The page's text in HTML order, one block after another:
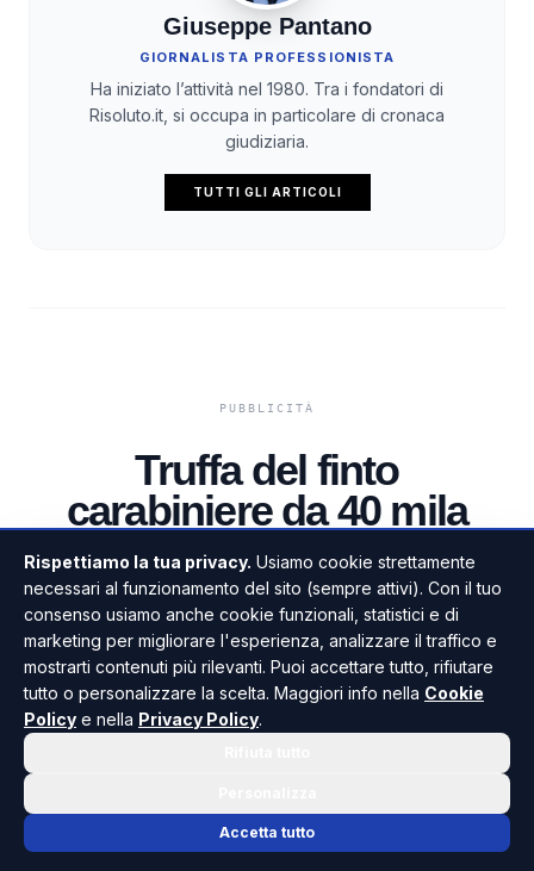
Giuseppe Pantano
GIORNALISTA PROFESSIONISTA
Ha iniziato l’attività nel 1980. Tra i fondatori di
Risoluto.it, si occupa in particolare di cronaca
giudiziaria.
TUTTI GLI ARTICOLI
Truffa del finto
carabiniere da 40 mila
euro a Palma di
Montechiaro
DI GIUSEPPE PANTANO•24 LUGLIO 2026 · 07:13
Rispettiamo la tua privacy. Usiamo cookie strettamente
necessari al funzionamento del sito (sempre attivi). Con il tuo
consenso usiamo anche cookie funzionali, statistici e di
marketing per migliorare l'esperienza, analizzare il traffico e
mostrarti contenuti più rilevanti. Puoi accettare tutto, rifiutare
tutto o personalizzare la scelta. Maggiori info nella Cookie
Policy e nella Privacy Policy.
Accetta tutto